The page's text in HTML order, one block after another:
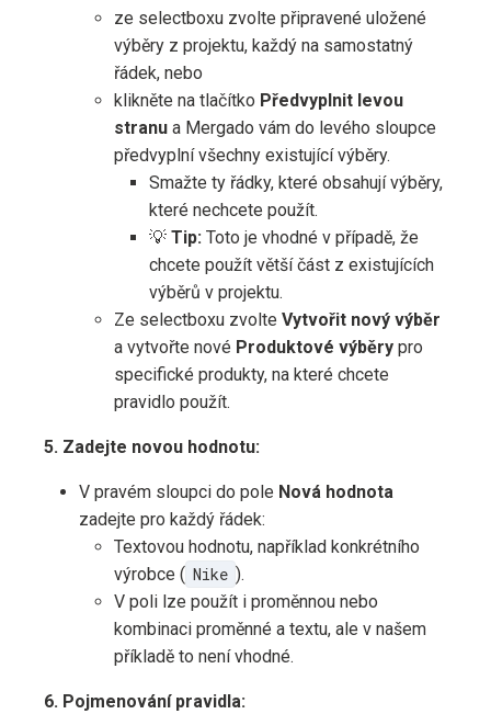
ze selectboxu zvolte připravené uložené
výběry z projektu, každý na samostatný
řádek, nebo
klikněte na tlačítko Předvyplnit levou
stranu a Mergado vám do levého sloupce
předvyplní všechny existující výběry.
Smažte ty řádky, které obsahují výběry,
které nechcete použít.
💡 Tip: Toto je vhodné v případě, že
chcete použít větší část z existujících
výběrů v projektu.
Ze selectboxu zvolte Vytvořit nový výběr
a vytvořte nové Produktové výběry pro
specifické produkty, na které chcete
pravidlo použít.
5. Zadejte novou hodnotu:
V pravém sloupci do pole Nová hodnota
zadejte pro každý řádek:
Textovou hodnotu, například konkrétního
výrobce ( Nike ).
V poli lze použít i proměnnou nebo
kombinaci proměnné a textu, ale v našem
příkladě to není vhodné.
6. Pojmenování pravidla: